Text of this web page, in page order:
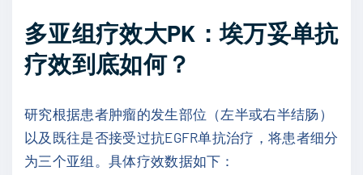
多亚组疗效大PK：埃万妥单抗
疗效到底如何？
研究根据患者肿瘤的发生部位（左半或右半结肠）
以及既往是否接受过抗EGFR单抗治疗，将患者细分
为三个亚组。具体疗效数据如下：